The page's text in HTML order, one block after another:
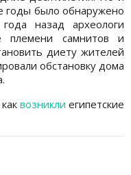
годы было обнаружено
назад археологи
племени самнитов и
диету жителей
обстановку дома
возникли египетские